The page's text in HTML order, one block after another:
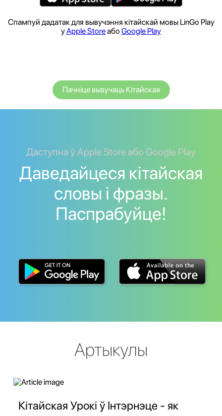
Спампуй дадатак для вывучэння кітайскай мовы LinGo Play
уApple Storeабо Google Play
Пачніце вывучаць Кітайская
Даступна ў Apple Store або Google Play
Даведайцеся кітайская
словы і фразы.
Паспрабуйце!
Артыкулы
Кітайская Урокі ў Інтэрнэце - як